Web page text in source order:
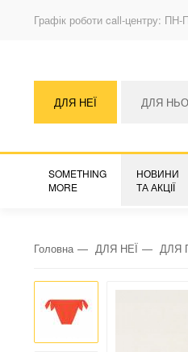
Графік роботи call-центру:
ДЛЯ НЕЇ ДЛЯ
SOMETHING
MORE
НОВИНИ
ТА АКЦІЇ
Головна ДЛЯ НЕЇ ДЛЯ